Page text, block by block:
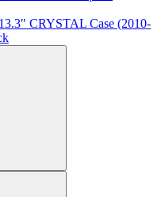
CRYSTAL Case (2010-